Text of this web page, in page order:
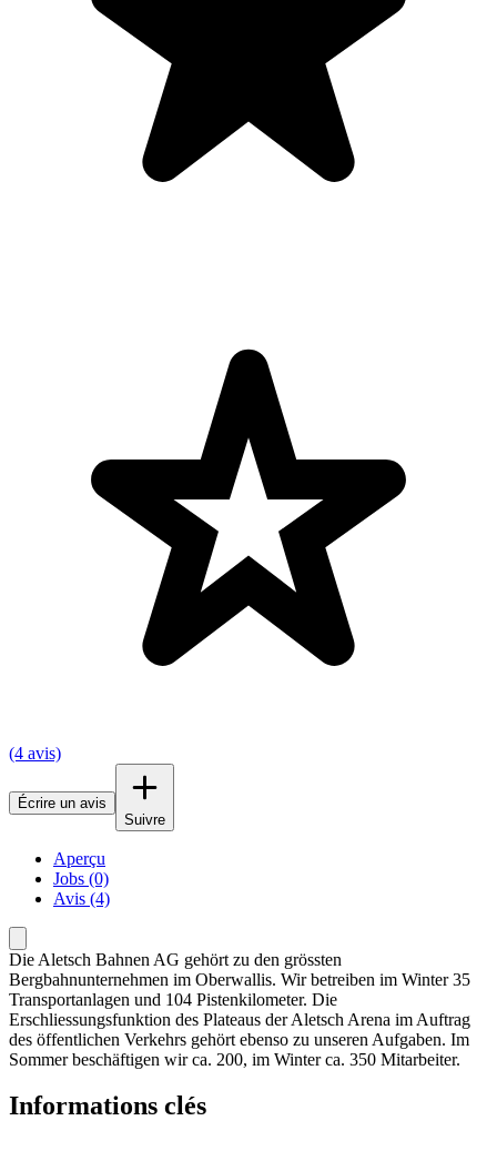
(4 avis)
Écrire un avis
Suivre
Aperçu
Jobs (0)
Avis (4)
Die Aletsch Bahnen AG gehört zu den grössten
Bergbahnunternehmen im Oberwallis. Wir betreiben im Winter 35
Transportanlagen und 104 Pistenkilometer. Die
Erschliessungsfunktion des Plateaus der Aletsch Arena im Auftrag
des öffentlichen Verkehrs gehört ebenso zu unseren Aufgaben. Im
Sommer beschäftigen wir ca. 200, im Winter ca. 350 Mitarbeiter.
Informations clés